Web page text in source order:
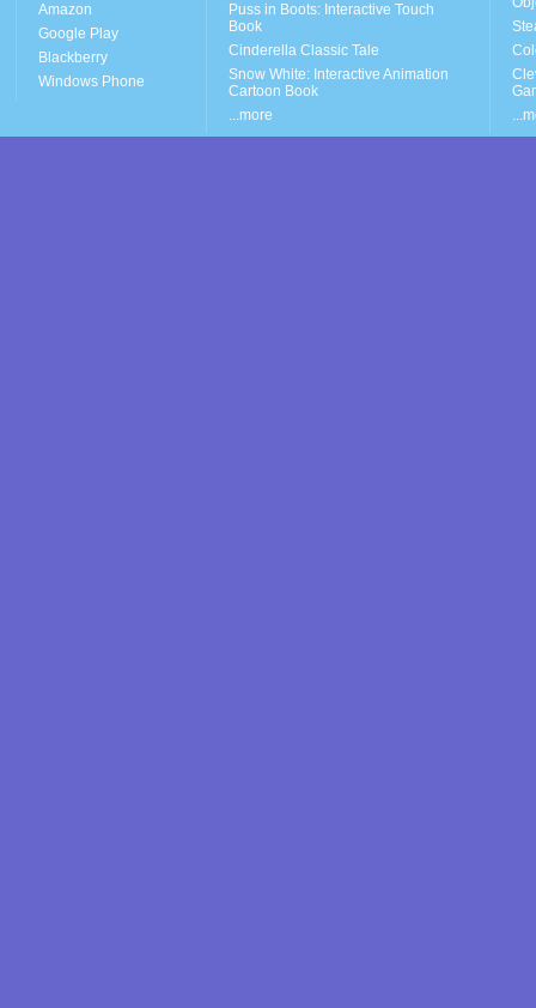
Amazon
Google Play
Blackberry
Windows Phone
Puss in Boots: Interactive Touch
Book
Cinderella Classic Tale
Snow White: Interactive Animation
Cartoon Book
...more